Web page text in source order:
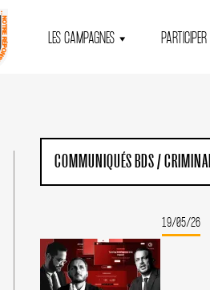
LES CAMPAGNES PARTICIPER
COMMUNIQUÉS BDS/
19/05/26